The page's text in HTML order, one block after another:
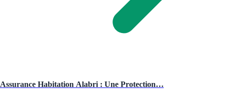
Assurance Habitation Alabri : Une Protection…